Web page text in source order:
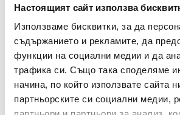
Настоящият сайт използва
Използваме бисквитки, за да
съдържанието и рекламите, да
функции на социални медии и да
трафика си. Също така споделяме
начина, по който използвате сайта
партньорските си социални медии,
(8,230.13 лв.)
Preorder Preorder